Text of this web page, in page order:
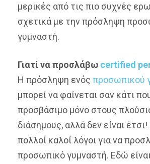
μερικές από τις πιο συχνές
σχετικά με την πρόσληψη
γυμναστή.
Γιατί να προσλάβω certified
Η πρόσληψη ενός προσωπικού
μπορεί να φαίνεται σαν κάτι
προσβάσιμο μόνο στους
διάσημους, αλλά δεν είναι
πολλοί καλοί λόγοι για να
προσωπικό γυμναστή. Εδώ